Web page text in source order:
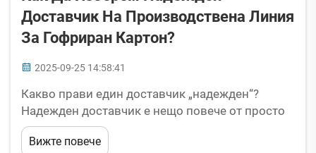
Доставчик На Производствена Линия
За Гофриран Картон?
2025-09-25 14:58:41
Какво прави един доставчик „надежден“?
Надежден доставчик е нещо повече от просто
някой, който продава машини. Основни
качества включват: Опит и репутация: Години
Вижте повече